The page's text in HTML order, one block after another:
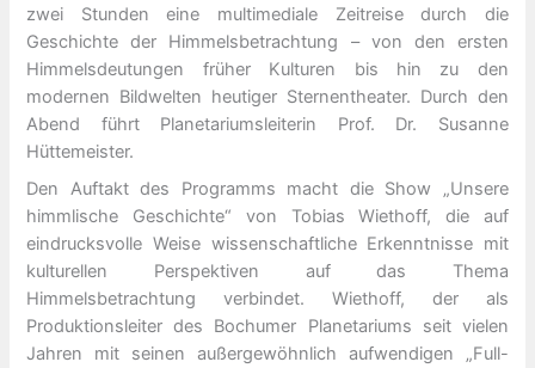
zwei Stunden eine multimediale Zeitreise durch die
Geschichte der Himmelsbetrachtung – von den ersten
Himmelsdeutungen früher Kulturen bis hin zu den
modernen Bildwelten heutiger Sternentheater. Durch den
Abend führt Planetariumsleiterin Prof. Dr. Susanne
Hüttemeister.
Den Auftakt des Programms macht die Show „Unsere
himmlische Geschichte“ von Tobias Wiethoff, die auf
eindrucksvolle Weise wissenschaftliche Erkenntnisse mit
kulturellen Perspektiven auf das Thema
Himmelsbetrachtung verbindet. Wiethoff, der als
Produktionsleiter des Bochumer Planetariums seit vielen
Jahren mit seinen außergewöhnlich aufwendigen „Full-